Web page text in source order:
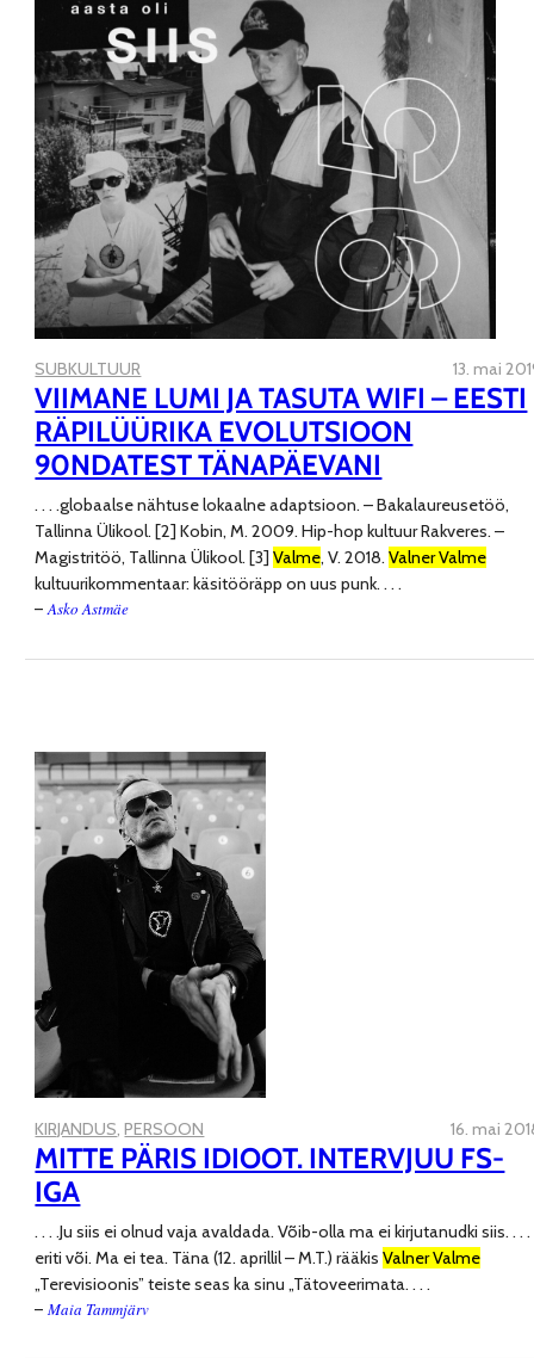
SUBKULTUUR 13. mai
VIIMANE LUMI JA TASUTA WIFI – EESTI
RÄPILÜÜRIKA EVOLUTSIOON
90NDATEST TÄNAPÄEVANI
. . . .globaalse nähtuse lokaalne adaptsioon. – Bakalaureusetöö,
Tallinna Ülikool. [2] Kobin, M. 2009. Hip-hop kultuur Rakveres. –
Magistritöö, Tallinna Ülikool. [3]Valme, V. 2018.Valner Valme
kultuurikommentaar: käsitööräpp on uus punk. . . .
– Asko Astmäe
KIRJANDUS , PERSOON 16. mai
MITTE PÄRIS IDIOOT. INTERVJUU FS-
IGA
. . . .Ju siis ei olnud vaja avaldada. Võib-olla ma ei kirjutanudki siis. . . .
eriti või. Ma ei tea. Täna (12. aprillil – M.T.) rääkisValner Valme
„Terevisioonis” teiste seas ka sinu „Tätoveerimata. . . .
– Maia Tammjärv